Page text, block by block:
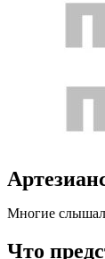
Многие
Что